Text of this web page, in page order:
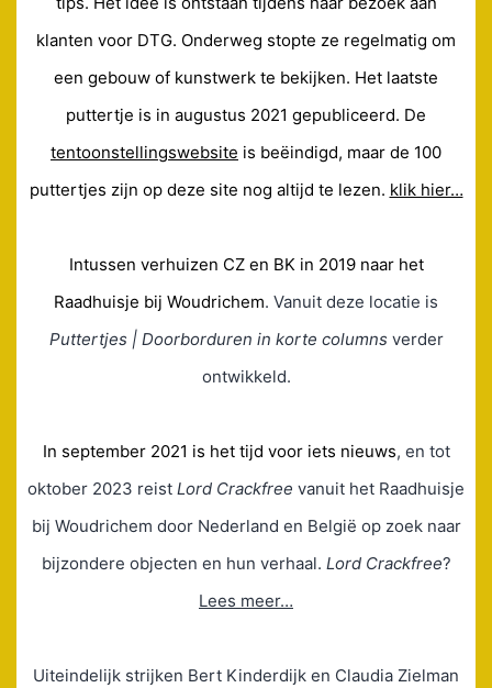
klanten voor DTG. Onderweg stopte ze regelmatig om
een gebouw of kunstwerk te bekijken. Het laatste
puttertje is in augustus 2021 gepubliceerd. De
tentoonstellingswebsite is beëindigd, maar de 100
puttertjes zijn op deze site nog altijd te lezen. klik hier…
Intussen verhuizen CZ en BK in 2019 naar het
Raadhuisje bij Woudrichem. Vanuit deze locatie is
Puttertjes | Doorborduren in korte columns verder
ontwikkeld.
In september 2021 is het tijd voor iets nieuws, en tot
oktober 2023 reist Lord Crackfree vanuit het Raadhuisje
bij Woudrichem door Nederland en België op zoek naar
bijzondere objecten en hun verhaal. Lord Crackfree?
Lees meer…
Uiteindelijk strijken Bert Kinderdijk en Claudia Zielman